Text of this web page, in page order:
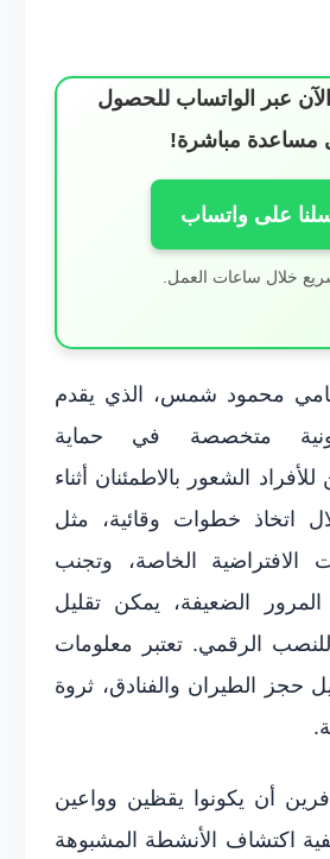
عبر الواتساب للحصول
مساعدة مباشرة!
على واتساب
خلال ساعات العمل.
محمود شمس، الذي يقدم
متخصصة في حماية
الشعور بالاطمئنان أثناء
اتخاذ خطوات وقائية، مثل
الافتراضية الخاصة، وتجنب
الضعيفة، يمكن تقليل
الرقمي. تعتبر معلومات
حجز الطيران والفنادق، ثروة
أن يكونوا يقظين وواعين
اكتشاف الأنشطة المشبوهة